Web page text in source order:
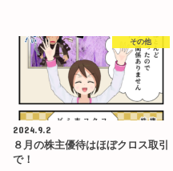
その他
2024.9.2
８月の株主優待はほぼクロス取引
で！